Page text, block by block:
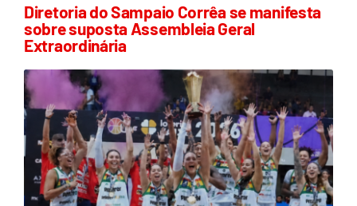
Diretoria do Sampaio Corrêa se manifesta
sobre suposta Assembleia Geral
Extraordinária